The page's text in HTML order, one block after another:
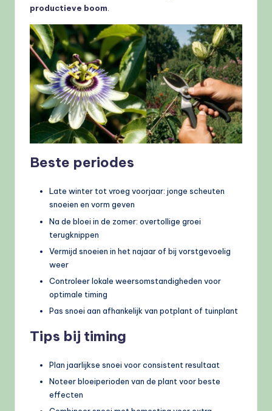
productieve boom
Beste periodes
Late winter tot vroeg voorjaar: jonge scheuten
snoeien en vorm geven
Na de bloei in de zomer: overtollige groei
terugknippen
Vermijd snoeien in het najaar of bij vorstgevoelig
weer
Controleer lokale weersomstandigheden voor
optimale timing
Pas snoei aan afhankelijk van potplant of tuinplant
Tips bij timing
Plan jaarlijkse snoei voor consistent resultaat
Noteer bloeiperioden van de plant voor beste
effecten